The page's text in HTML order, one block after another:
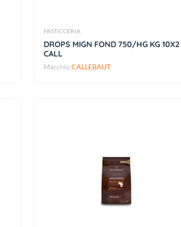
PASTICCERIA
DROPS MIGN FOND 750/HG KG 10X2
CALL
MarchioCALLEBAUT